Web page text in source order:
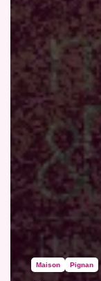
Maison Pignan